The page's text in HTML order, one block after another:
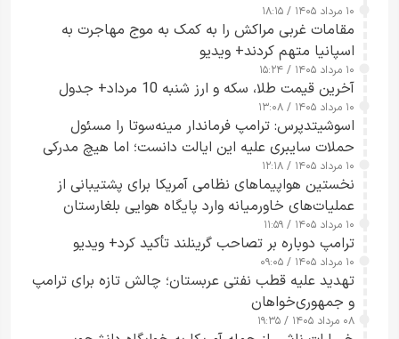
۱۰ مرداد ۱۴۰۵ / ۱۸:۱۵
مقامات غربی مراکش را به کمک به موج مهاجرت به
اسپانیا متهم کردند+ ویدیو
۱۰ مرداد ۱۴۰۵ / ۱۵:۲۴
آخرین قیمت طلا، سکه و ارز شنبه 10 مرداد+ جدول
۱۰ مرداد ۱۴۰۵ / ۱۳:۰۸
اسوشیتدپرس: ترامپ فرماندار مینه‌سوتا را مسئول
حملات سایبری علیه این ایالت دانست؛ اما هیچ مدرکی
ارائه نکرد
۱۰ مرداد ۱۴۰۵ / ۱۲:۱۸
نخستین هواپیماهای نظامی آمریکا برای پشتیبانی از
عملیات‌های خاورمیانه وارد پایگاه هوایی بلغارستان
شدند
۱۰ مرداد ۱۴۰۵ / ۱۱:۵۹
ترامپ دوباره بر تصاحب گرینلند تأکید کرد+ ویدیو
۱۰ مرداد ۱۴۰۵ / ۰۹:۰۵
تهدید علیه قطب نفتی عربستان؛ چالش تازه برای ترامپ
و جمهوری‌خواهان
۰۸ مرداد ۱۴۰۵ / ۱۹:۳۵